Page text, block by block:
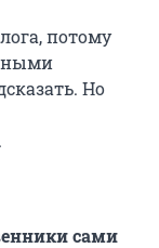
потому
Но
сами